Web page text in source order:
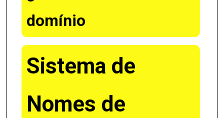
domínio
Sistema de
Nomes de